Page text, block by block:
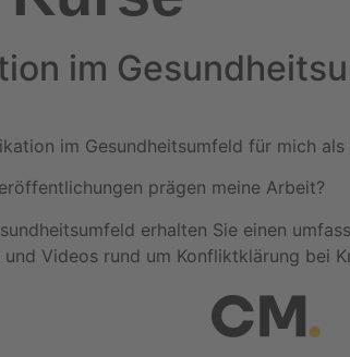
im
im Gesundheitsumfeld für mich als
prägen meine Arbeit?
erhalten Sie einen
Videos rund um Konfliktklärung bei